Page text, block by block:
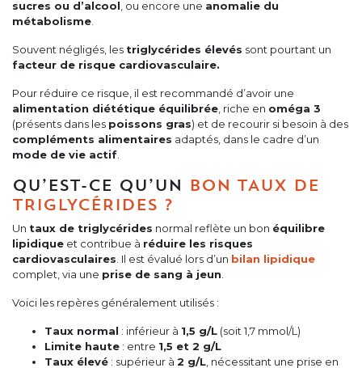
sucres ou d’alcool, ou encore une anomalie du
métabolisme.
Souvent négligés, les triglycérides élevés sont pourtant un
facteur de risque cardiovasculaire.
Pour réduire ce risque, il est recommandé d’avoir une
alimentation diététique équilibrée, riche en oméga 3
(présents dans les poissons gras) et de recourir si besoin à des
compléments alimentaires adaptés, dans le cadre d’un
mode de vie actif.
QU’EST-CE QU’UN BON TAUX DE
TRIGLYCÉRIDES ?
Un taux de triglycérides normal reflète un bon équilibre
lipidique et contribue à réduire les risques
cardiovasculaires. Il est évalué lors d’un bilan lipidique
complet, via une prise de sang à jeun.
Voici les repères généralement utilisés :
Taux normal : inférieur à 1,5 g/L (soit 1,7 mmol/L)
Limite haute : entre 1,5 et 2 g/L
Taux élevé : supérieur à 2 g/L, nécessitant une prise en